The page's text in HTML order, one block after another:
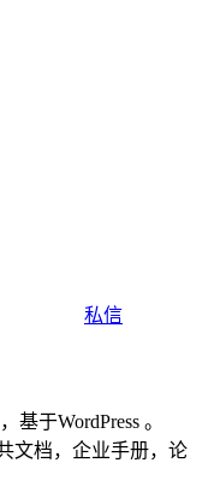
私信
基于WordPress 。
文档，企业手册，论